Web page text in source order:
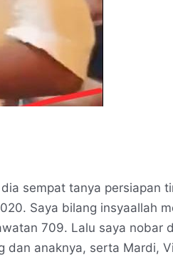
sempat tanya persiapan
Saya bilang insyaallah
709. Lalu saya nobar
dan anaknya, serta Mardi,